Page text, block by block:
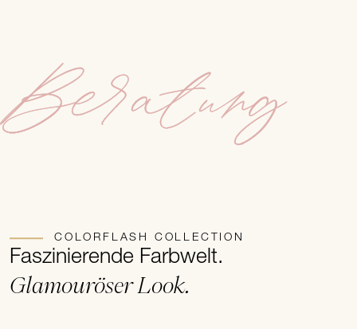
Beratung
COLORFLASH COLLECTION
Faszinierende Farbwelt.
Glamouröser Look.